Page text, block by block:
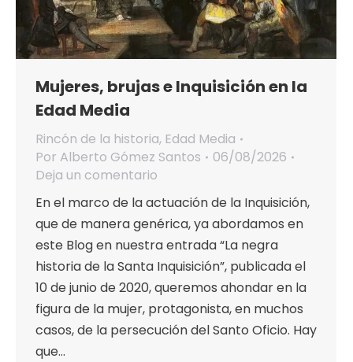
Mujeres, brujas e Inquisición en la
Edad Media
Rincón de la historia, Edad Media
Por Alberto Gómez Santos
06/08/2026
Deja un comentario
En el marco de la actuación de la Inquisición,
que de manera genérica, ya abordamos en
este Blog en nuestra entrada “La negra
historia de la Santa Inquisición”, publicada el
10 de junio de 2020, queremos ahondar en la
figura de la mujer, protagonista, en muchos
casos, de la persecución del Santo Oficio. Hay
que…